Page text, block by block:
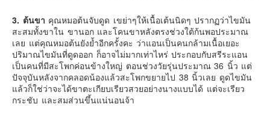
3. ต้นขา คุณหมอต้นจับดูด เขย่าๆให้เนื้อเต้นนิดๆ ปรากฏว่าไขมัน
สะสมทั้งขาใน ขานอก และโคนขาหลังตรงช่วงใต้ก้นพอประมาณ
เลย แต่คุณหมอต้นยังย้ำอีกครั้งคะ ว่าแอนเป็นคนกล้ามเนื้อเยอะ
ปริมาณไขมันที่ดูดออก ก็อาจไม่มากเท่าไหร่ ประกอบกับสรีระแอน
เป็นคนที่มีสะโพกค่อนข้างใหญ่ ตอนช่วงวัยรุ่นประมาณ 36 นิ้ว แต่
ปัจจุบันหลังจากคลอดน้องแล้วสะโพกขยายไป 38 นิ้วเลย ดูดไขมัน
แล้วก็ใช่ว่าจะได้ขาตะเกียบเรียวสวยอย่างนางแบบได้ แต่จะเรียว
กระชับ และสมส่วนขึ้นแน่นอนจ้า